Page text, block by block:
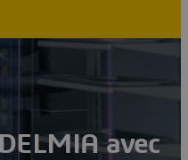
avec